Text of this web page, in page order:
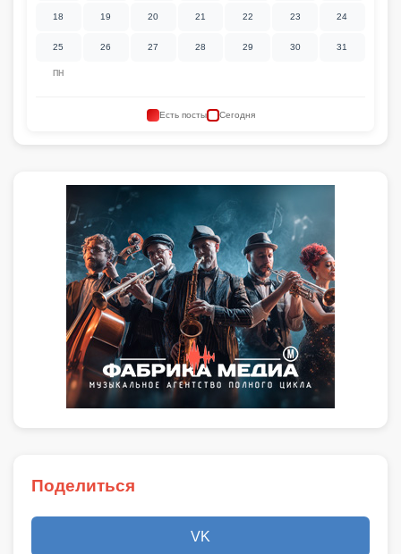
ПН
18 19 20 21 22 23 24
25 26 27 28 29 30 31
Есть посты Сегодня
Поделиться
VK